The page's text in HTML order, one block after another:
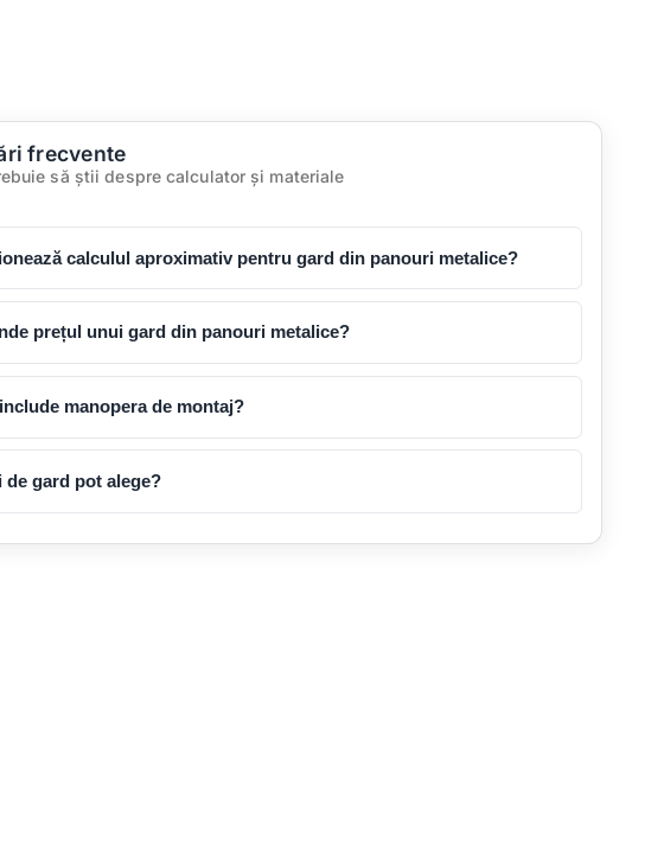
frecvente
să știi despre calculator și materiale
calculul aproximativ pentru gard din panouri metalice?
prețul unui gard din panouri metalice?
manopera de montaj?
de gard pot alege?